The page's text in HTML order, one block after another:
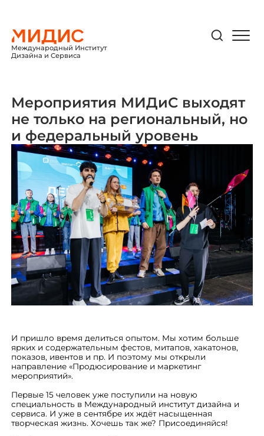
Международный Институт
Дизайна и Сервиса
Мероприятия МИДиС выходят
не только на региональный, но
и федеральный уровень
И пришло время делиться опытом. Мы хотим больше
ярких и содержательным фестов, митапов, хакатонов,
показов, ивентов и пр. И поэтому мы открыли
направление «Продюсирование и маркетинг
мероприятий».
Первые 15 человек уже поступили на новую
специальность в Международный институт дизайна и
сервиса. И уже в сентябре их ждёт насыщенная
творческая жизнь. Хочешь так же? Присоединяйся!